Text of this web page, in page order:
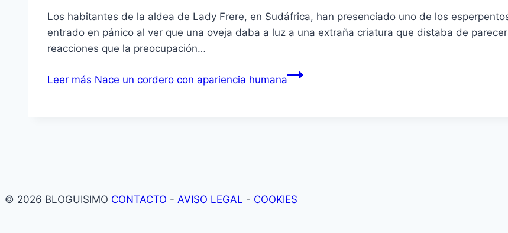
Los habitantes de la aldea de Lady Frere, en Sudáfrica, han presenciado uno de los
entrado en pánico al ver que una oveja daba a luz a una extraña criatura que distaba de
reacciones que la preocupación…
Leer más Nace un cordero con apariencia humana
© 2026 BLOGUISIMO CONTACTO - AVISO LEGAL - COOKIES